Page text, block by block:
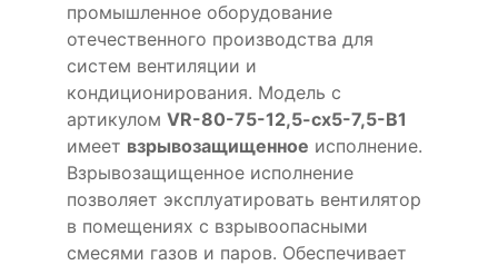
промышленное оборудование
отечественного производства для
систем вентиляции и
кондиционирования. Модель с
артикулом VR-80-75-12,5-cx5-7,5-B1
имеет взрывозащищенное исполнение.
Взрывозащищенное исполнение
позволяет эксплуатировать вентилятор
в помещениях с взрывоопасными
смесями газов и паров. Обеспечивает